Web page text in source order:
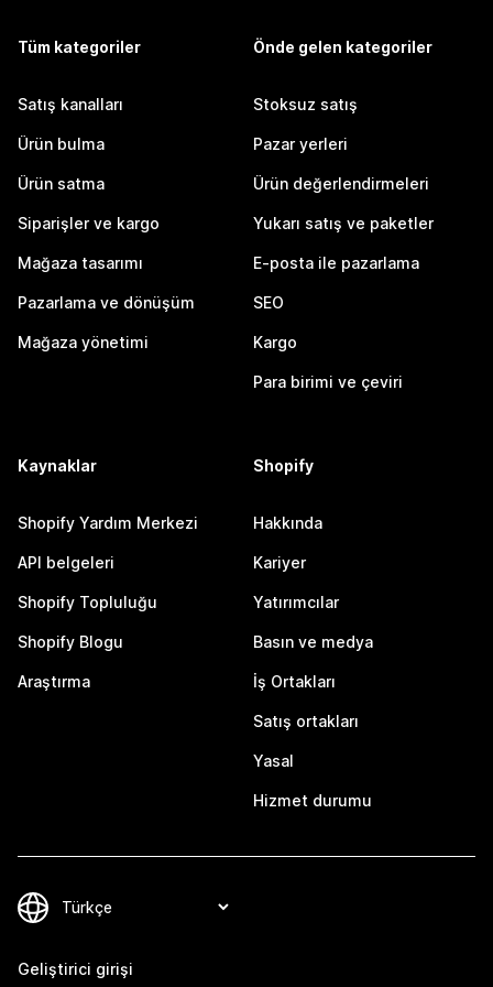
Tüm kategoriler
Satış kanalları
Ürün bulma
Ürün satma
Siparişler ve kargo
Mağaza tasarımı
Pazarlama ve dönüşüm
Mağaza yönetimi
Önde gelen kategoriler
Stoksuz satış
Pazar yerleri
Ürün değerlendirmeleri
Yukarı satış ve paketler
E-posta ile pazarlama
SEO
Kargo
Para birimi ve çeviri
Kaynaklar
Shopify Yardım Merkezi
API belgeleri
Shopify Topluluğu
Shopify Blogu
Araştırma
Shopify
Hakkında
Kariyer
Yatırımcılar
Basın ve medya
İş Ortakları
Satış ortakları
Yasal
Hizmet durumu
Geliştirici girişi